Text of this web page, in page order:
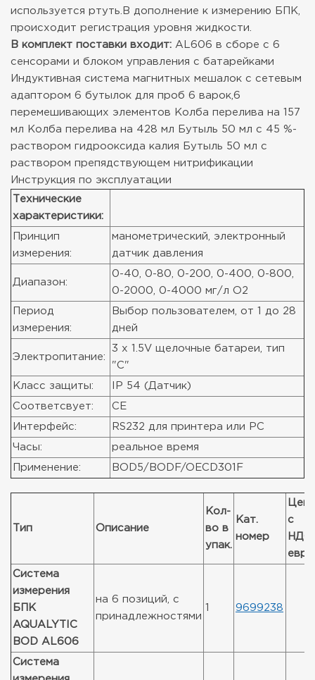
используется ртуть.В дополнение к измерению БПК,
происходит регистрация уровня жидкости.
В комплект поставки входит: AL606 в сборе с 6
сенсорами и блоком управления с батарейками
Индуктивная система магнитных мешалок с сетевым
адаптором 6 бутылок для проб 6 варок,6
перемешивающих элементов Колба перелива на 157
мл Колба перелива на 428 мл Бутыль 50 мл с 45 %-
раствором гидрооксида калия Бутыль 50 мл с
раствором препядствующем нитрификации
Инструкция по эксплуатации
Технические
характеристики:
Принцип
измерения:
манометрический, электронный
датчик давления
Диапазон:
0-40, 0-80, 0-200, 0-400, 0-800,
0-2000, 0-4000 мг/л O2
Период
измерения:
Выбор пользователем, от 1 до 28
дней
Электропитание:
3 x 1.5V щелочные батареи, тип
"C"
Класс защиты: IP 54 (Датчик)
Соответсвует: CE
Интерфейс: RS232 для принтера или PC
Часы: реальное время
Применение: BOD5/BODF/OECD301F
Тип Описание
Кол-
во в
упак.
Кат.
номер
Цена
с
НДС,
евро
Система
измерения
БПК
AQUALYTIC
BOD AL606
на 6 позиций, с
принадлежностями
9699238
Система